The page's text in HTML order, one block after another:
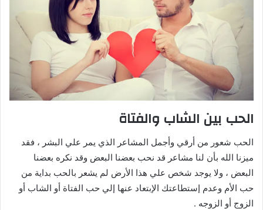
الحب بين الشاب والفتاة
الحب شعور من أرقي وأجمل المشاعر الذي يمر علي البشر ، فقد
ميزنا الله بأن لنا مشاعر قد نحب بعضنا البعض وقد نكره بعضنا
البعض ، ولا يوجد شخص علي هذا الأرض لم يشعر بالحب بداية من
حب الأم وعدم إستطاعتك الإبتعاد عنها إلي حب الفتاة أو الشاب أو
الزوج أو الزوجه .